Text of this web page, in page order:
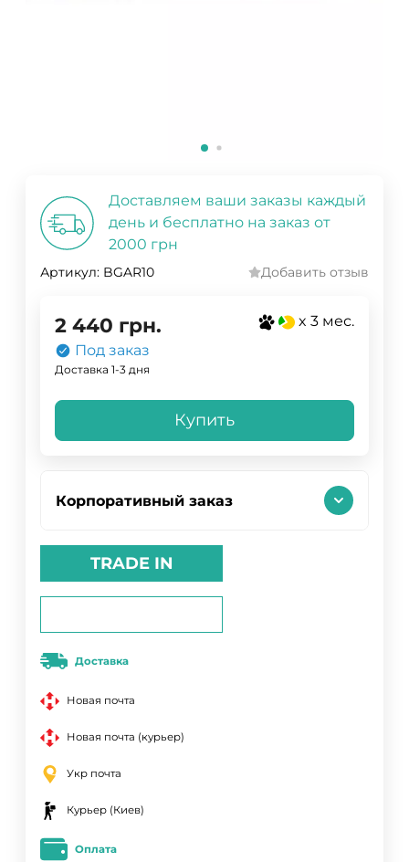
Доставляем ваши заказы каждый
день и бесплатно на заказ от
2000 грн
Артикул: BGAR10 Добавить отзыв
2 440 грн.
x 3 мес.
Под заказ
Доставка 1-3 дня
Купить
Корпоративный заказ
TRADE IN
Доставка
Новая почта
Новая почта (курьер)
Укр почта
Курьер (Киев)
Оплата